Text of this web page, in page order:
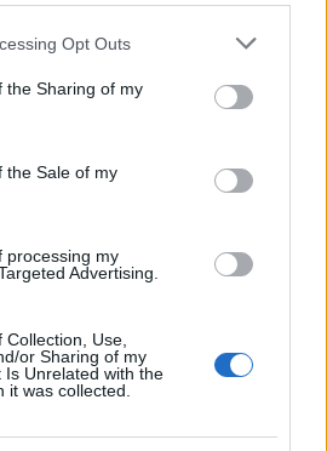
app uses one or more Google
usage behaviour. You may click to
Google and its third-party tags to
specified purposes in below Google
Opt Outs
the Sharing of my
the Sale of my
processing my
Advertising.
Use,
or Sharing of my
Is Unrelated with the
it was collected.
bolognese, decise di seguire il
una partita decisiva: oggi
di competizioni e
redazione predilige reportage
conserva il biglietto di quella
prova della svolta.